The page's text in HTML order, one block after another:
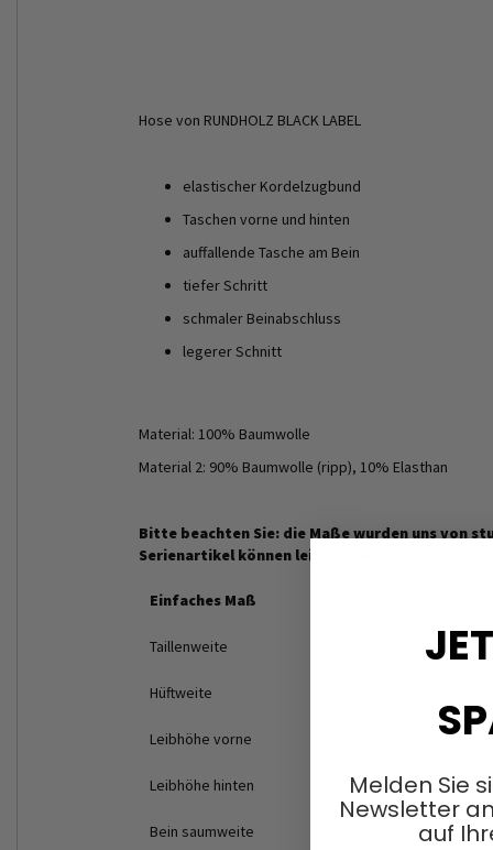
Hose von RUNDHOLZ BLACK LABEL
elastischer Kordelzugbund
Taschen vorne und hinten
auffallende Tasche am Bein
tiefer Schritt
schmaler Beinabschluss
legerer Schnitt
Material: 100% Baumwolle
Material 2: 90% Baumwolle (ripp), 10% Elasthan
Bitte beachten Sie: die Maße wurden uns von
Serienartikel können leicht abweichen:
Einfaches Maß
Taillenweite
Hüftweite
Leibhöhe vorne
Leibhöhe hinten
Bein saumweite
Melden Sie
Newsletter
auf